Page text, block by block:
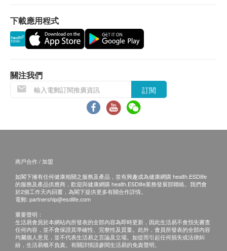
寄客戶，客戶可選擇以下途徑查看體檢報告：
預留E-mail，深圳奧洛瑞綜合門診部在報告完成後發送
至客人電郵地址；
預留郵寄地址，深圳奧洛瑞綜合門診部會在報告完成後
報告完成後到體檢中心領取；
微信搜索“深圳奧洛瑞綜合門診部”公眾號，點擊在線服
務——個人中心（輸入已登記的名字和聯繫電話）——
檢查檢驗就結果，就可以進行查詢。
體檢報告出具後可預約醫生講解報告，客戶可選擇以下
渠道：
LagunaShaw
當面講解：需至少提前1日預約具體時間（預約聯絡電
話：+86 0755 25109659，微信：LagunaShaw），體
檢人在約定時間到體檢中心聼醫生當面講解。
如有爭議，健康網購health.ESDlife及深圳奧洛瑞綜合
門診部保留最後決定權。
所有健康檢查/服務並非作為治療用途。當閣下身體健康
下載應用程式
關注我們
訂閱
商戶合作 / 加盟
如閣下擁有任何健康相關之服務及產品，並有興趣成為健康網購 health.ESDlife
的服務及產品供應商，歡迎與健康網購 health.ESDlife業務發展部聯絡。我們會
於2個工作天內回覆，為閣下提供更多有關合作詳情。
電郵: partnership@esdlife.com
重要聲明：
生活易會員於本網站內所發表的全部內容為即時更新，因此生活易不會預先審查
任何內容，並不會保證其準確性、完整性及質量。此外，會員所發表的全部內容
均屬個人意見，並不代表生活易之言論及立場。如從而引起任何損失或法律糾
紛，生活易概不負責。有關詳情請參閱生活易的免責聲明。